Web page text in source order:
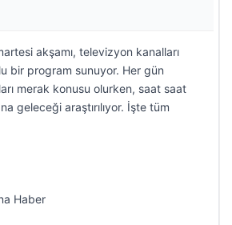
akşamı, televizyon kanalları
bir program sunuyor. Her gün
merak konusu olurken, saat saat
geleceği araştırılıyor. İşte tüm
Haber